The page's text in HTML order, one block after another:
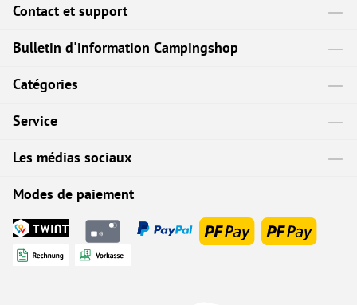
Contact et support
Bulletin d'information Campingshop
Catégories
Service
Les médias sociaux
Modes de paiement